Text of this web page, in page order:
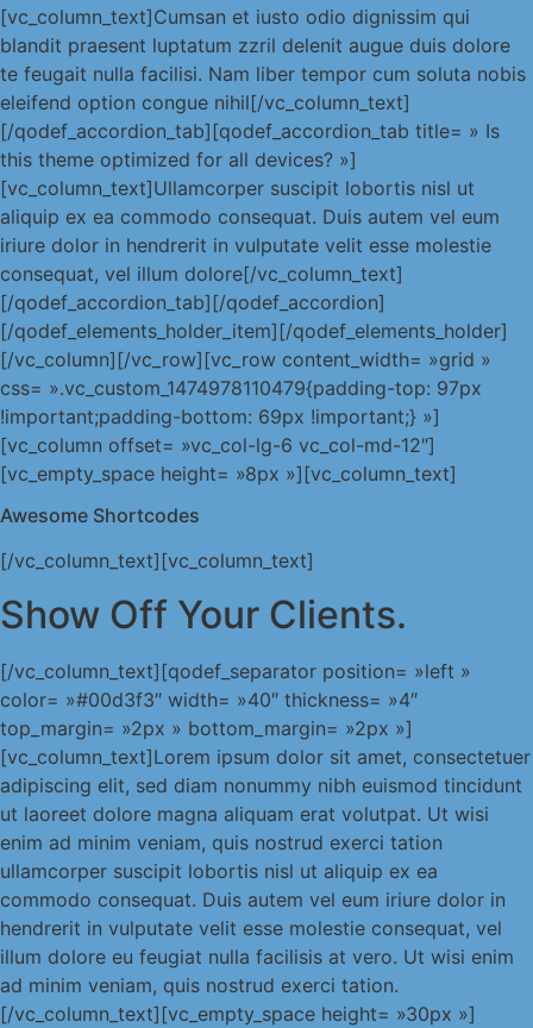
[vc_column_text]Cumsan et iusto odio dignissim qui
blandit praesent luptatum zzril delenit augue duis dolore
te feugait nulla facilisi. Nam liber tempor cum soluta nobis
eleifend option congue nihil[/vc_column_text]
[/qodef_accordion_tab][qodef_accordion_tab title= » Is
this theme optimized for all devices? »]
[vc_column_text]Ullamcorper suscipit lobortis nisl ut
aliquip ex ea commodo consequat. Duis autem vel eum
iriure dolor in hendrerit in vulputate velit esse molestie
consequat, vel illum dolore[/vc_column_text]
[/qodef_accordion_tab][/qodef_accordion]
[/qodef_elements_holder_item][/qodef_elements_holder]
[/vc_column][/vc_row][vc_row content_width= »grid »
css= ».vc_custom_1474978110479{padding-top: 97px
!important;padding-bottom: 69px !important;} »]
[vc_column offset= »vc_col-lg-6 vc_col-md-12″]
[vc_empty_space height= »8px »][vc_column_text]
Awesome Shortcodes
[/vc_column_text][vc_column_text]
Show Off Your Clients.
[/vc_column_text][qodef_separator position= »left »
color= »#00d3f3″ width= »40″ thickness= »4″
top_margin= »2px » bottom_margin= »2px »]
[vc_column_text]Lorem ipsum dolor sit amet, consectetuer
adipiscing elit, sed diam nonummy nibh euismod tincidunt
ut laoreet dolore magna aliquam erat volutpat. Ut wisi
enim ad minim veniam, quis nostrud exerci tation
ullamcorper suscipit lobortis nisl ut aliquip ex ea
commodo consequat. Duis autem vel eum iriure dolor in
hendrerit in vulputate velit esse molestie consequat, vel
illum dolore eu feugiat nulla facilisis at vero. Ut wisi enim
ad minim veniam, quis nostrud exerci tation.
[/vc_column_text][vc_empty_space height= »30px »]